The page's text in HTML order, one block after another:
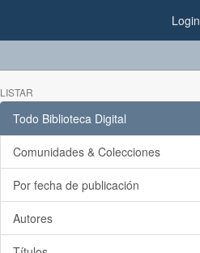
Login
LISTAR
Todo Biblioteca Digital
Comunidades & Colecciones
Por fecha de publicación
Autores